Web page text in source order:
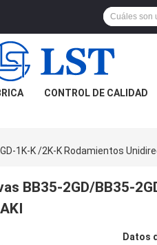
CONTROL DE CALIDAD
1K-K /2K-K Rodamientos
BB35-2GD/BB35-
Datos